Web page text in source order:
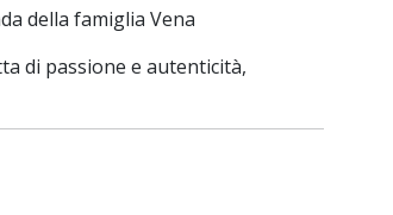
della famiglia Vena
di passione e autenticità,